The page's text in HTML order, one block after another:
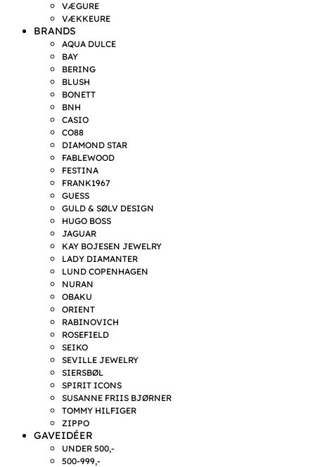
VÆGURE
VÆKKEURE
BRANDS
AQUA DULCE
BAY
BERING
BLUSH
BONETT
BNH
CASIO
CO88
DIAMOND STAR
FABLEWOOD
FESTINA
FRANK1967
GUESS
GULD & SØLV DESIGN
HUGO BOSS
JAGUAR
KAY BOJESEN JEWELRY
LADY DIAMANTER
LUND COPENHAGEN
NURAN
OBAKU
ORIENT
RABINOVICH
ROSEFIELD
SEIKO
SEVILLE JEWELRY
SIERSBØL
SPIRIT ICONS
SUSANNE FRIIS BJØRNER
TOMMY HILFIGER
ZIPPO
GAVEIDÉER
UNDER 500,-
500-999,-